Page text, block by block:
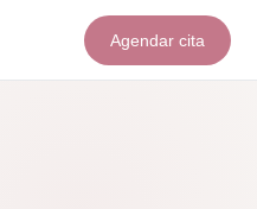
Agendar cita